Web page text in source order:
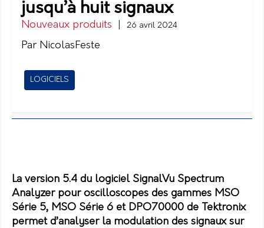
jusqu’à huit signaux
Nouveaux produits 26 avril 2024
Par NicolasFeste
LOGICIELS
La version 5.4 du logiciel SignalVu Spectrum
Analyzer pour oscilloscopes des gammes MSO
Série 5, MSO Série 6 et DPO70000 de Tektronix
permet d’analyser la modulation des signaux sur